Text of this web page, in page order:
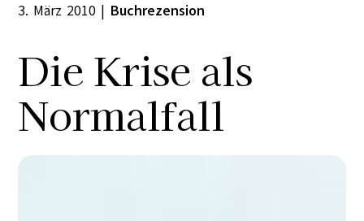
3. März 2010 | Buchrezension
Die Krise als
Normalfall